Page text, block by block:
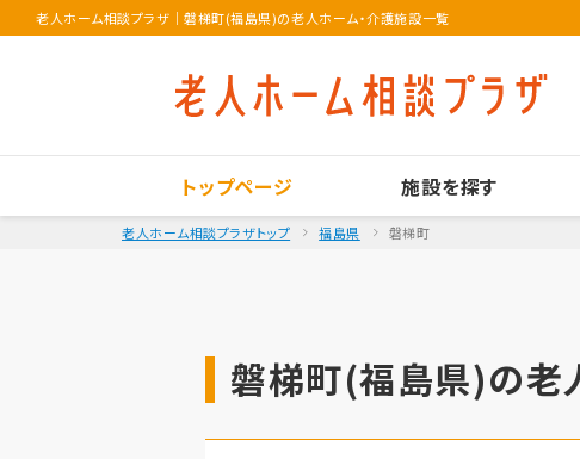
老人ホーム相談プラザ ｜磐梯町(福島県)の老人ホーム・介護施設一覧
トップページ 施設を探す
老人ホーム相談プラザトップ 福島県 磐梯町
磐梯町(福島県)の老